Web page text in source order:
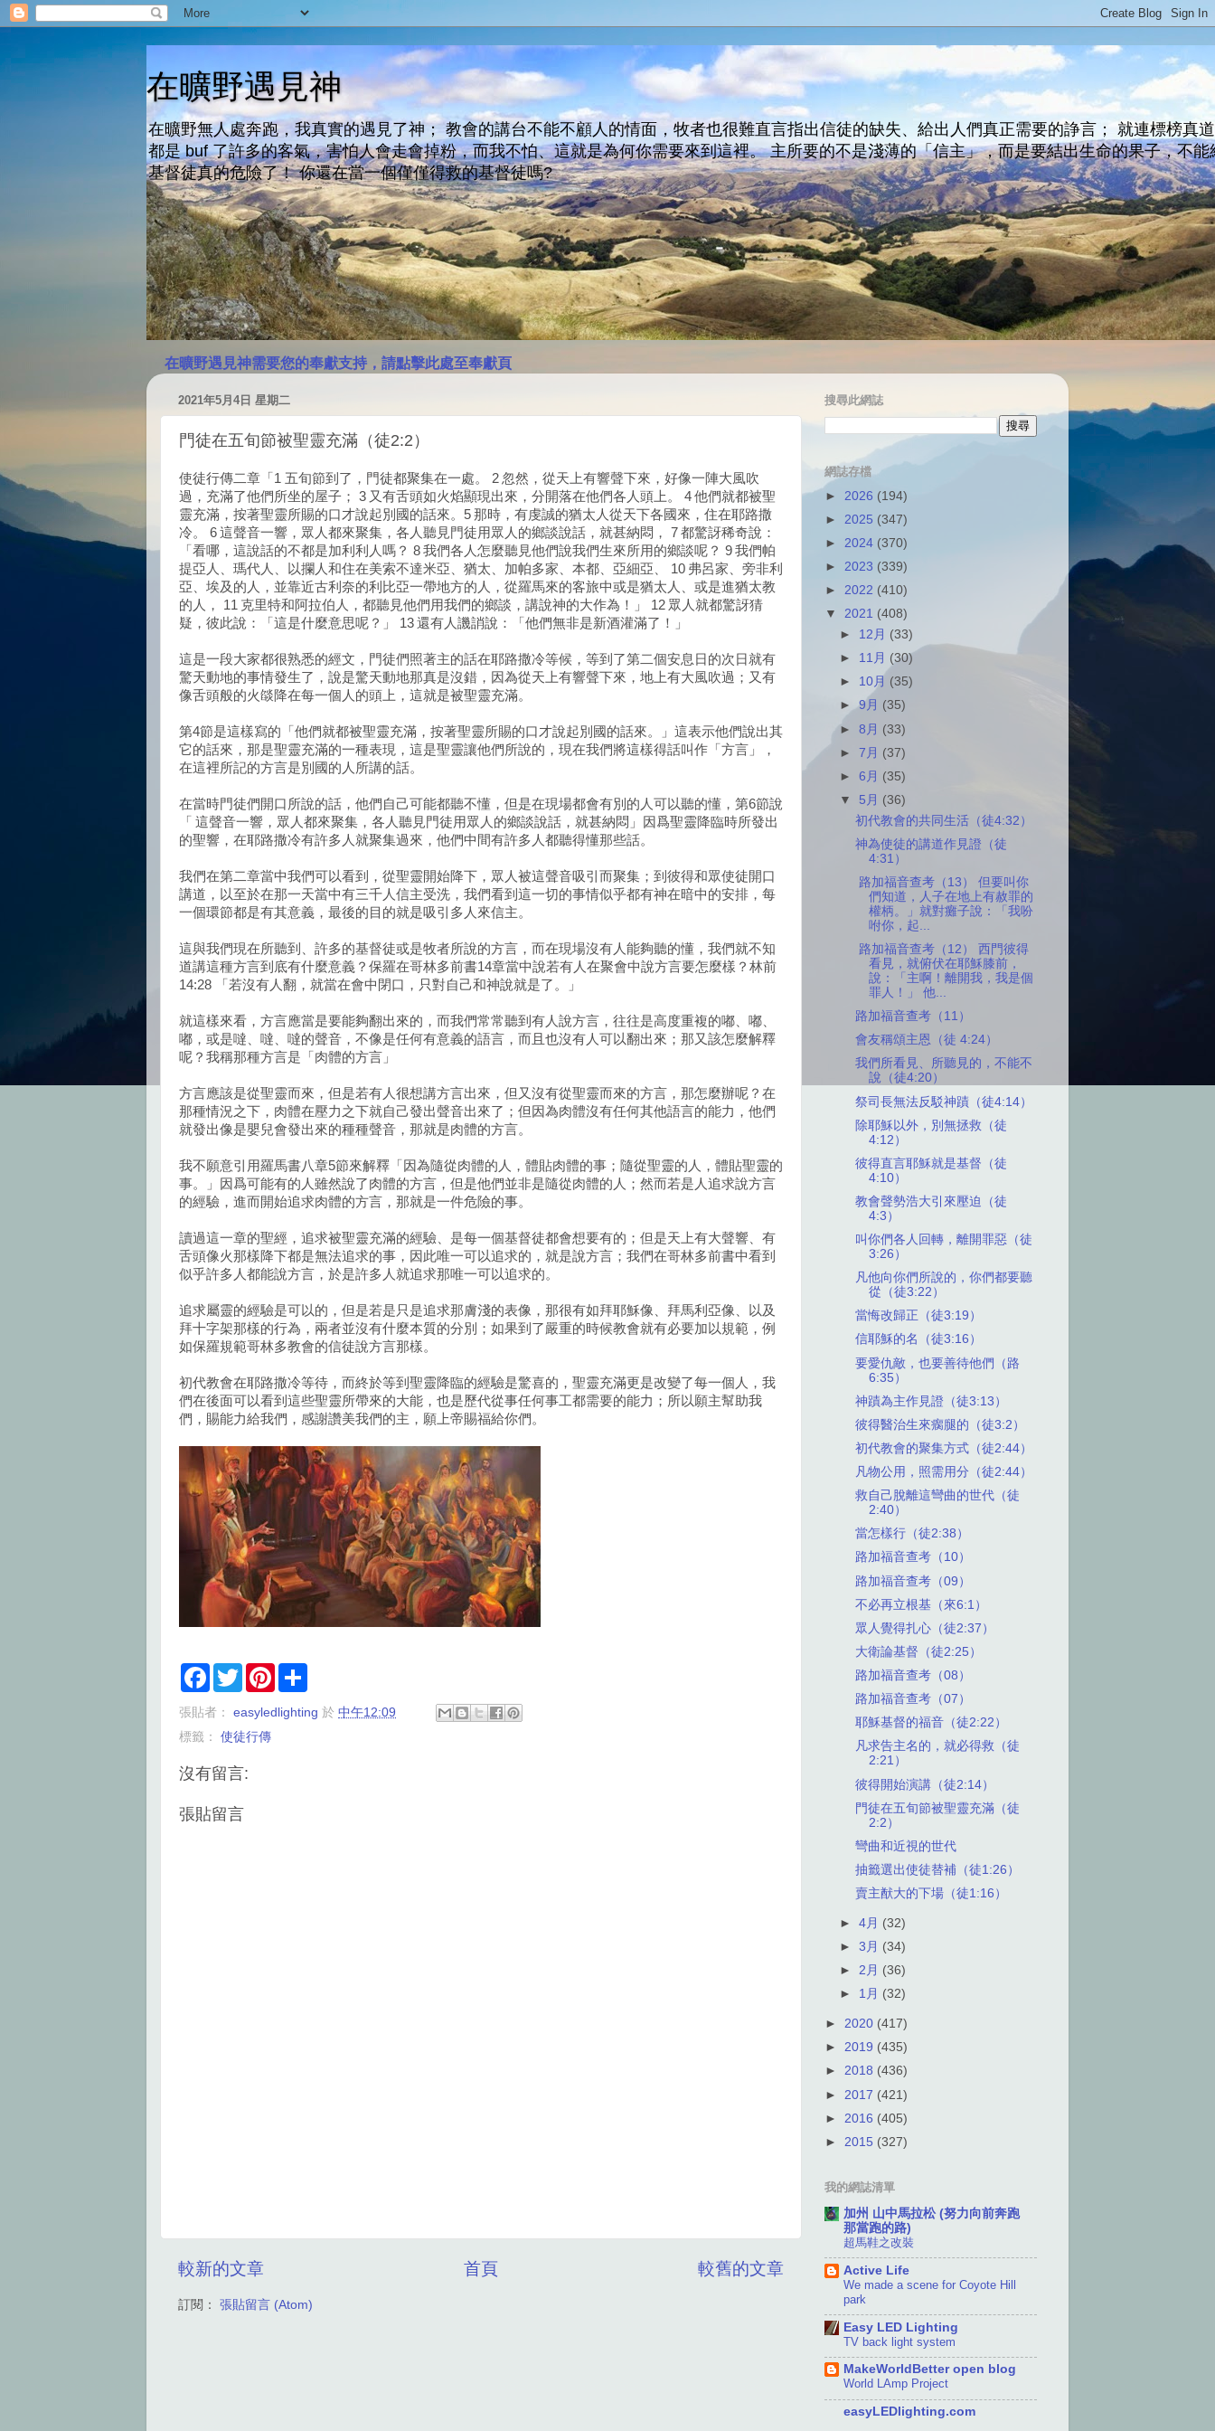
在曠野遇見神
在曠野無人處奔跑，我真實的遇見了神； 教會的講台不能不顧人的情面，牧者也很難直言指出信徒的缺失、給出人們真正需要的諍言； 就連標榜真
都是 buf 了許多的客氣，害怕人會走會掉粉，而我不怕、這就是為何你需要來到這裡。 主所要的不是淺薄的「信主」，而是要結出生命的果子，不能
基督徒真的危險了！ 你還在當一個僅僅得救的基督徒嗎?
在曠野遇見神需要您的奉獻支持，請點擊此處至奉獻頁
2021年5月4日 星期二
門徒在五旬節被聖靈充滿（徒2:2）
使徒行傳二章「1 五旬節到了，門徒都聚集在一處。 2 忽然，從天上有響聲下來，好像一陣大風吹
過，充滿了他們所坐的屋子； 3 又有舌頭如火焰顯現出來，分開落在他們各人頭上。 4 他們就都被聖
靈充滿，按著聖靈所賜的口才說起別國的話來。5 那時，有虔誠的猶太人從天下各國來，住在耶路撒
冷。 6 這聲音一響，眾人都來聚集，各人聽見門徒用眾人的鄉談說話，就甚納悶， 7 都驚訝稀奇說：
「看哪，這說話的不都是加利利人嗎？ 8 我們各人怎麼聽見他們說我們生來所用的鄉談呢？ 9 我們帕
提亞人、瑪代人、以攔人和住在美索不達米亞、猶太、加帕多家、本都、亞細亞、 10 弗呂家、旁非利
亞、埃及的人，並靠近古利奈的利比亞一帶地方的人，從羅馬來的客旅中或是猶太人、或是進猶太教
的人， 11 克里特和阿拉伯人，都聽見他們用我們的鄉談，講說神的大作為！」 12 眾人就都驚訝猜
疑，彼此說：「這是什麼意思呢？」 13 還有人譏誚說：「他們無非是新酒灌滿了！」
這是一段大家都很熟悉的經文，門徒們照著主的話在耶路撒冷等候，等到了第二個安息日的次日就有
驚天動地的事情發生了，說是驚天動地那真是沒錯，因為從天上有響聲下來，地上有大風吹過；又有
像舌頭般的火燄降在每一個人的頭上，這就是被聖靈充滿。
第4節是這樣寫的「他們就都被聖靈充滿，按著聖靈所賜的口才說起別國的話來。」這表示他們說出其
它的話來，那是聖靈充滿的一種表現，這是聖靈讓他們所說的，現在我們將這樣得話叫作「方言」，
在這裡所記的方言是別國的人所講的話。
在當時門徒們開口所說的話，他們自己可能都聽不懂，但是在現場都會有別的人可以聽的懂，第6節說
「 這聲音一響，眾人都來聚集，各人聽見門徒用眾人的鄉談說話，就甚納悶」因爲聖靈降臨時所發出
的聖響，在耶路撒冷有許多人就聚集過來，他們中間有許多人都聽得懂那些話。
我們在第二章當中我們可以看到，從聖靈開始降下，眾人被這聲音吸引而聚集；到彼得和眾使徒開口
講道，以至於在那一天當中有三千人信主受洗，我們看到這一切的事情似乎都有神在暗中的安排，每
一個環節都是有其意義，最後的目的就是吸引多人來信主。
這與我們現在所聽到、許多的基督徒或是牧者所說的方言，而在現場沒有人能夠聽的懂，我們就不知
道講這種方言到底有什麼意義？保羅在哥林多前書14章當中說若有人在聚會中說方言要怎麼樣？林前
14:28 「若沒有人翻，就當在會中閉口，只對自己和神說就是了。」
就這樣來看，方言應當是要能夠翻出來的，而我們常常聽到有人說方言，往往是高度重複的嘟、嘟、
嘟，或是噠、噠、噠的聲音，不像是任何有意義的語言，而且也沒有人可以翻出來；那又該怎麼解釋
呢？我稱那種方言是「肉體的方言」
方言應該是從聖靈而來，但是若有人很想講方言出來，但又沒有從聖靈而來的方言，那怎麼辦呢？在
那種情況之下，肉體在壓力之下就自己發出聲音出來了；但因為肉體沒有任何其他語言的能力，他們
就發出像是嬰兒會發出來的種種聲音，那就是肉體的方言。
我不願意引用羅馬書八章5節來解釋「因為隨從肉體的人，體貼肉體的事；隨從聖靈的人，體貼聖靈的
事。」因爲可能有的人雖然說了肉體的方言，但是他們並非是隨從肉體的人；然而若是人追求說方言
的經驗，進而開始追求肉體的方言，那就是一件危險的事。
讀過這一章的聖經，追求被聖靈充滿的經驗、是每一個基督徒都會想要有的；但是天上有大聲響、有
舌頭像火那樣降下都是無法追求的事，因此唯一可以追求的，就是說方言；我們在哥林多前書中看到
似乎許多人都能說方言，於是許多人就追求那唯一可以追求的。
追求屬靈的經驗是可以的，但是若是只是追求那膚淺的表像，那很有如拜耶穌像、拜馬利亞像、以及
拜十字架那樣的行為，兩者並沒有什麼本質的分別；如果到了嚴重的時候教會就有必要加以規範，例
如保羅規範哥林多教會的信徒說方言那樣。
初代教會在耶路撒冷等待，而終於等到聖靈降臨的經驗是驚喜的，聖靈充滿更是改變了每一個人，我
們在後面可以看到這些聖靈所帶來的大能，也是歷代從事任何事工都需要的能力；所以願主幫助我
們，賜能力給我們，感謝讚美我們的主，願上帝賜福給你們。
F
e
o
k
T
w
t
e
P
t
r
張貼者： easyledlighting 於 中午12:09
標籤： 使徒行傳
沒有留言:
張貼留言
較新的文章 較舊的文章
首頁
訂閱： 張貼留言 (Atom)
搜尋此網誌
網誌存檔
► 2026 (194)
► 2025 (347)
► 2024 (370)
► 2023 (339)
► 2022 (410)
▼ 2021 (408)
► 12月 (33)
► 11月 (30)
► 10月 (35)
►9月 (35)
►8月 (33)
►7月 (37)
►6月 (35)
▼ 5月 (36)
初代教會的共同生活（徒4:32）
神為使徒的講道作見證（徒
4:31）
路加福音查考（13） 但要叫你
們知道，人子在地上有赦罪的
權柄。」就對癱子說：「我吩
咐你，起...
路加福音查考（12） 西門彼得
看見，就俯伏在耶穌膝前，
說：「主啊！離開我，我是個
罪人！」 他...
路加福音查考（11）
會友稱頌主恩（徒 4:24）
我們所看見、所聽見的，不能不
說（徒4:20）
祭司長無法反駁神蹟（徒4:14）
除耶穌以外，別無拯救（徒
4:12）
彼得直言耶穌就是基督（徒
4:10）
教會聲勢浩大引來壓迫（徒
4:3）
叫你們各人回轉，離開罪惡（徒
3:26）
凡他向你們所說的，你們都要聽
從（徒3:22）
當悔改歸正（徒3:19）
信耶穌的名（徒3:16）
要愛仇敵，也要善待他們（路
6:35）
神蹟為主作見證（徒3:13）
彼得醫治生來瘸腿的（徒3:2）
初代教會的聚集方式（徒2:44）
凡物公用，照需用分（徒2:44）
救自己脫離這彎曲的世代（徒
2:40）
當怎樣行（徒2:38）
路加福音查考（10）
路加福音查考（09）
不必再立根基（來6:1）
眾人覺得扎心（徒2:37）
大衛論基督（徒2:25）
路加福音查考（08）
路加福音查考（07）
耶穌基督的福音（徒2:22）
凡求告主名的，就必得救（徒
2:21）
彼得開始演講（徒2:14）
門徒在五旬節被聖靈充滿（徒
2:2）
彎曲和近視的世代
抽籤選出使徒替補（徒1:26）
賣主猷大的下場（徒1:16）
►4月 (32)
►3月 (34)
►2月 (36)
► 1月 (32)
► 2020 (417)
► 2019 (435)
► 2018 (436)
► 2017 (421)
► 2016 (405)
► 2015 (327)
我的網誌清單
加州 山中馬拉松 (努力向前奔跑
那當跑的路)
超馬鞋之改裝
Active Life
We made a scene for Coyote Hill
park
Easy LED Lighting
TV back light system
MakeWorldBetter open blog
World LAmp Project
easyLEDlighting.com